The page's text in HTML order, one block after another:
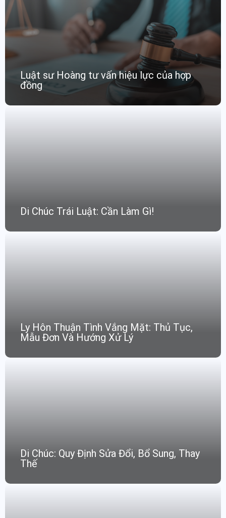
Luật sư Hoàng tư vấn hiệu lực của hợp
đồng
Di Chúc Trái Luật: Cần Làm Gì!
Ly Hôn Thuận Tình Vắng Mặt: Thủ Tục,
Mẫu Đơn Và Hướng Xử Lý
Di Chúc: Quy Định Sửa Đổi, Bổ Sung, Thay
Thế